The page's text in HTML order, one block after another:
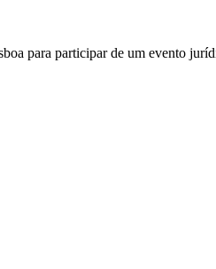
para participar de um evento